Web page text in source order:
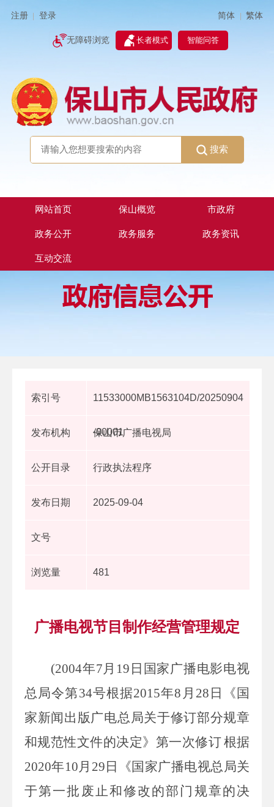
注册 登录 简体 | 繁体
无障碍浏览 长者模式 智能问答
搜索
网站首页 保山概览 市政府
政务公开 政务服务 政务资讯
互动交流
索引号 11533000MB1563104D/20250904
-00001
发布机构 保山市广播电视局
公开目录 行政执法程序
发布日期 2025-09-04
文号
浏览量 481
广播电视节目制作经营管理规定
(2004年7月 19 日国家广播电影电视
总局令第34号根据2015年8 月 28 日《国
家新闻出版广电总局关于修订部分规章
和规范性文件的决定》第一次修订根据
2020年10月 29 日《国家广播电视总局关
于第一批废止和修改的部门规章的决